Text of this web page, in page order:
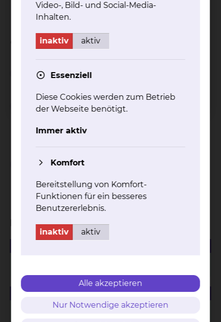
entnehmen Sie gerne unseren Flyern.
Wichtiger Hinweis
Einschränkungen bei
Wahlleistungen
Abschlagszahlungen bei
Wahlleistungen
Download
PDF
Saisonales Menü für Wahlleistungspatienten
165.42 KB
Video-, Bild- und Social-Media-
Inhalten.
inaktiv aktiv
Essenziell
Diese Cookies werden zum Betrieb
der Webseite benötigt.
Immer aktiv
Komfort
Bereitstellung von Komfort-
Funktionen für ein besseres
Benutzererlebnis.
inaktiv aktiv
Alle akzeptieren
Nur Notwendige akzeptieren